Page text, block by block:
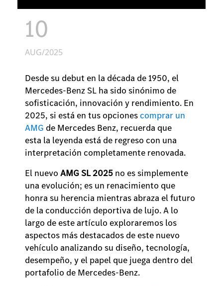
10
AUG/2025
Desde su debut en la década de 1950, el
Mercedes-Benz SL ha sido sinónimo de
sofisticación, innovación y rendimiento. En
2025, si está en tus opciones comprar un
AMG de Mercedes Benz, recuerda que
esta la leyenda está de regreso con una
interpretación completamente renovada.
El nuevo AMG SL 2025 no es simplemente
una evolución; es un renacimiento que
honra su herencia mientras abraza el futuro
de la conducción deportiva de lujo. A lo
largo de este artículo exploraremos los
aspectos más destacados de este nuevo
vehículo analizando su diseño, tecnología,
desempeño, y el papel que juega dentro del
portafolio de Mercedes-Benz.